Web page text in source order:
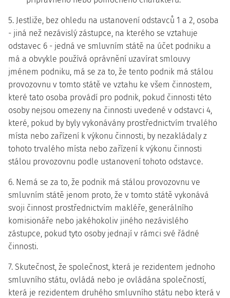
5. Jestliže, bez ohledu na ustanovení odstavců 1 a 2, osoba
- jiná než nezávislý zástupce, na kterého se vztahuje
odstavec 6 - jedná ve smluvním státě na účet podniku a
má a obvykle používá oprávnění uzavírat smlouvy
jménem podniku, má se za to, že tento podnik má stálou
provozovnu v tomto státě ve vztahu ke všem činnostem,
které tato osoba provádí pro podnik, pokud činnosti této
osoby nejsou omezeny na činnosti uvedené v odstavci 4,
které, pokud by byly vykonávány prostřednictvím trvalého
místa nebo zařízení k výkonu činnosti, by nezakládaly z
tohoto trvalého místa nebo zařízení k výkonu činnosti
stálou provozovnu podle ustanovení tohoto odstavce.
6. Nemá se za to, že podnik má stálou provozovnu ve
smluvním státě jenom proto, že v tomto státě vykonává
svoji činnost prostřednictvím makléře, generálního
komisionáře nebo jakéhokoliv jiného nezávislého
zástupce, pokud tyto osoby jednají v rámci své řádné
činnosti.
7. Skutečnost, že společnost, která je rezidentem jednoho
smluvního státu, ovládá nebo je ovládána společností,
která je rezidentem druhého smluvního státu nebo která v